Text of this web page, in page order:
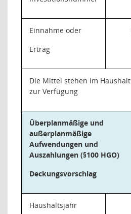
Einnahme oder
Ertrag
Die Mittel stehen im Haushalt
zur Verfügung
Überplanmäßige und
außerplanmäßige
Aufwendungen und
Auszahlungen (§100 HGO)
Deckungsvorschlag
Haushaltsjahr